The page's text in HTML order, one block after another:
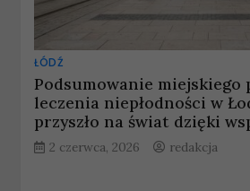
ŁÓDŹ
Podsumowanie miejskiego
leczenia niepłodności w
przyszło na świat dzięki
2 czerwca, 2026 redakcja